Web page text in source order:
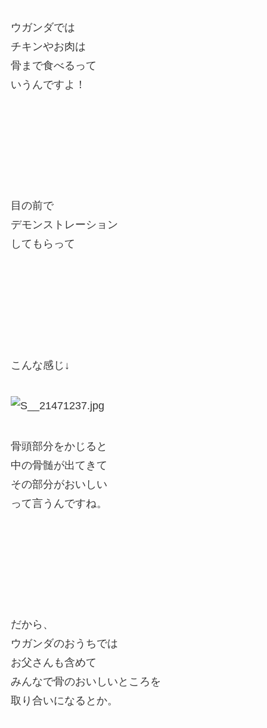
ウガンダでは
チキンやお肉は
骨まで食べるって
いうんですよ！
目の前で
デモンストレーション
してもらって
こんな感じ↓
骨頭部分をかじると
中の骨髄が出てきて
その部分がおいしい
って言うんですね。
だから、
ウガンダのおうちでは
お父さんも含めて
みんなで骨のおいしいところを
取り合いになるとか。